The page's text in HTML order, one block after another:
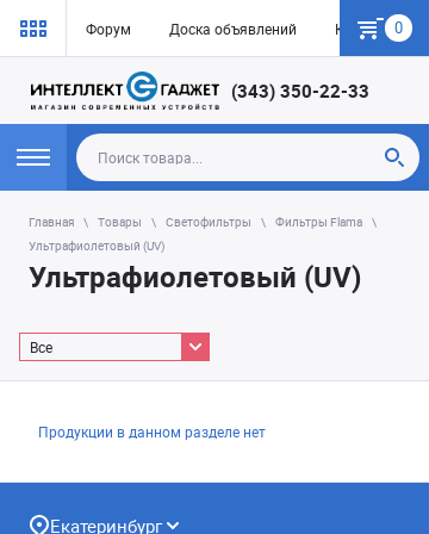
Форум Доска объявлений Как купить
0
(343) 350-22-33
Главная Товары Светофильтры
Фильтры Flama
Ультрафиолетовый (UV)
Ультрафиолетовый (UV)
Все
Продукции в данном разделе нет
Екатеринбург